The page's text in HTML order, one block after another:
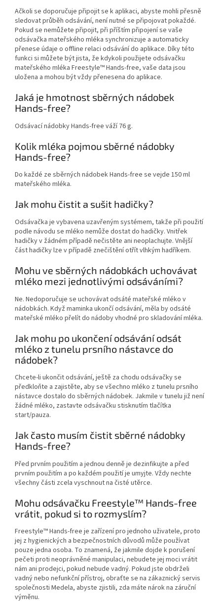
Ačkoli se doporučuje připojit se k aplikaci, abyste mohli přesně
sledovat průběh odsávání, není nutné se připojovat pokaždé.
Pokud se nemůžete připojit, při příštím připojení se vaše
odsávačka mateřského mléka synchronizuje a automaticky
přenese údaje o offline relaci odsávání do aplikace. Díky této
funkci si můžete být jista, že kdykoli použijete odsávačku
mateřského mléka Freestyle™ Hands-free, vaše data jsou
uložena a mohou být vždy přenesena do aplikace.
Jaká je hmotnost sběrných nádobek
Hands-free?
Odsávací nádobky Hands-free váží 76 g.
Kolik mléka pojmou sběrné nádobky
Hands-free?
Do každé ze sběrných nádobek Hands-free se vejde 150 ml
mateřského mléka.
Jak mohu čistit a sušit hadičky?
Odsávačka je vybavena uzavřeným systémem, takže při použití
podle návodu se mléko nemůže dostat do hadičky. Vnitřek
hadičky v žádném případě nečistěte ani neoplachujte. Vnější
část hadičky lze v případě znečištění otřít vlhkým hadříkem.
Mohu ve sběrných nádobkách uchovávat
mléko mezi jednotlivými odsáváními?
Ne. Nedoporučuje se uchovávat odsáté mateřské mléko v
nádobkách. Když maminka ukončí odsávání, měla by odsáté
mateřské mléko přelít do nádoby vhodné pro skladování mléka.
Jak mohu po ukončení odsávání odsát
mléko z tunelu prsního nástavce do
nádobek?
Chcete-li ukončit odsávání, ještě za chodu odsávačky se
předkloňte a zajistěte, aby se všechno mléko z tunelu prsního
nástavce dostalo do sběrných nádobek. Jakmile v tunelu již není
žádné mléko, zastavte odsávačku stisknutím tlačítka
start/pauza.
Jak často musím čistit sběrné nádobky
Hands-free?
Před prvním použitím a jednou denně je dezinfikujte a před
prvním použitím a po každém použití je umyjte. Vždy nechte
všechny části zcela vyschnout na čisté utěrce.
Mohu odsávačku Freestyle™ Hands-free
vrátit, pokud si to rozmyslím?
Freestyle™ Hands-free je zařízení pro jednoho uživatele, proto
jej z hygienických a bezpečnostních důvodů může používat
pouze jedna osoba. To znamená, že jakmile dojde k porušení
pečeti proti neoprávněné manipulaci, nebudete jej moci vrátit
nám ani prodejci, pokud nebude vadný. Pokud jste obdrželi
vadný nebo nefunkční přístroj, obraťte se na zákaznický servis
společnosti Medela, abyste zjistili, zda máte nárok na záruční
výměnu.